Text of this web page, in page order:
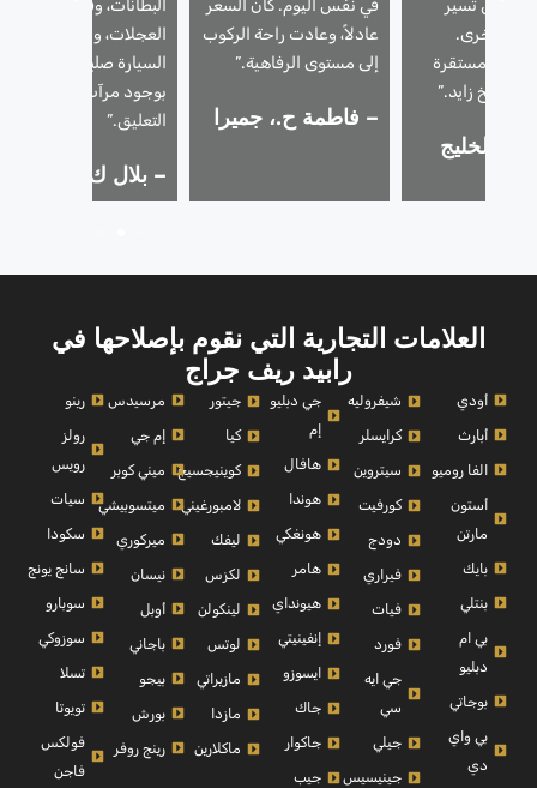
– وهي تسير
مرة أخرى.
ومستقرة
الشيخ زايد.”
ر.، الخليج
في نفس اليوم. كان السعر
عادلاً، وعادت راحة الركوب
إلى مستوى الرفاهية.”
– فاطمة ح.، جميرا
البطانات، وقاموا بمحاذاة
العجلات، والآن تبدو
السيارة صلبة. يوصى
بوجود مرآب لإصلاح
التعليق.”
– بلال ك.، دبي
العلامات التجارية التي نقوم بإصلاحها في
رابيد ريف جراج
أودي
أبارث
الفا روميو
أستون
مارتن
بايك
بنتلي
بي ام
دبليو
بوجاتي
بي واي
دي
شيفروليه
كرايسلر
سيتروين
كورفيت
دودج
فيراري
فيات
فورد
جي ايه
سي
جيلي
جينيسيس
جي دبليو
إم
هافال
هوندا
هونغكي
هامر
هيونداي
إنفينيتي
ايسوزو
جاك
جاكوار
جيب
جيتور
كيا
كوينيجسيج
لامبورغيني
ليفك
لكزس
لينكولن
لوتس
مازيراتي
مازدا
ماكلارين
مرسيدس
إم جي
ميني كوبر
ميتسوبيشي
ميركوري
نيسان
أوبل
باجاني
بيجو
بورش
رينج روفر
رينو
رولز
رويس
سيات
سكودا
سانج يونج
سوبارو
سوزوكي
تسلا
تويوتا
فولكس
فاجن